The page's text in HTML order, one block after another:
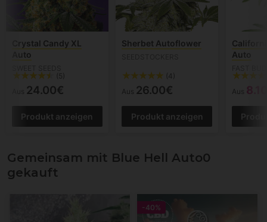
Crystal Candy XL
Auto
(5)
24.00€
Produkt anzeigen
Sherbet Autoflower
(4)
Aus 26.00€
Produkt anzeigen
Auto
Aus
Gemeinsam mit Blue Hell Auto0
gekauft
-40%